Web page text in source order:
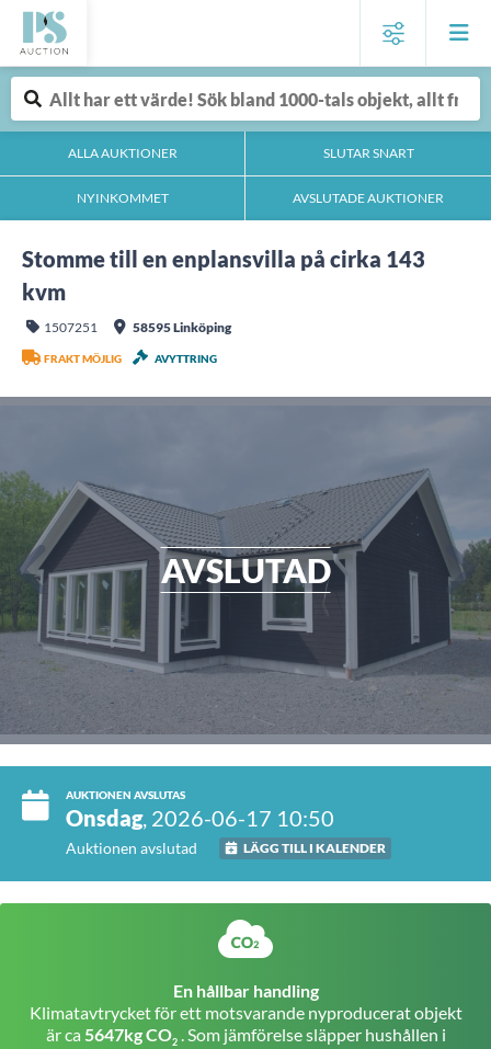
ALLA AUKTIONER SLUTAR SNART
NYINKOMMET AVSLUTADE AUKTIONER
Stomme till en enplansvilla på cirka 143
kvm
1507251 58595 Linköping
FRAKT MÖJLIG AVYTTRING
AVSLUTAD
AUKTIONEN AVSLUTAS
Onsdag, 2026-06-17 10:50
Auktionen avslutad LÄGG TILL I KALENDER
En hållbar handling
Klimatavtrycket för ett motsvarande nyproducerat objekt
är ca 5647kg CO2
. Som jämförelse släpper hushållen i